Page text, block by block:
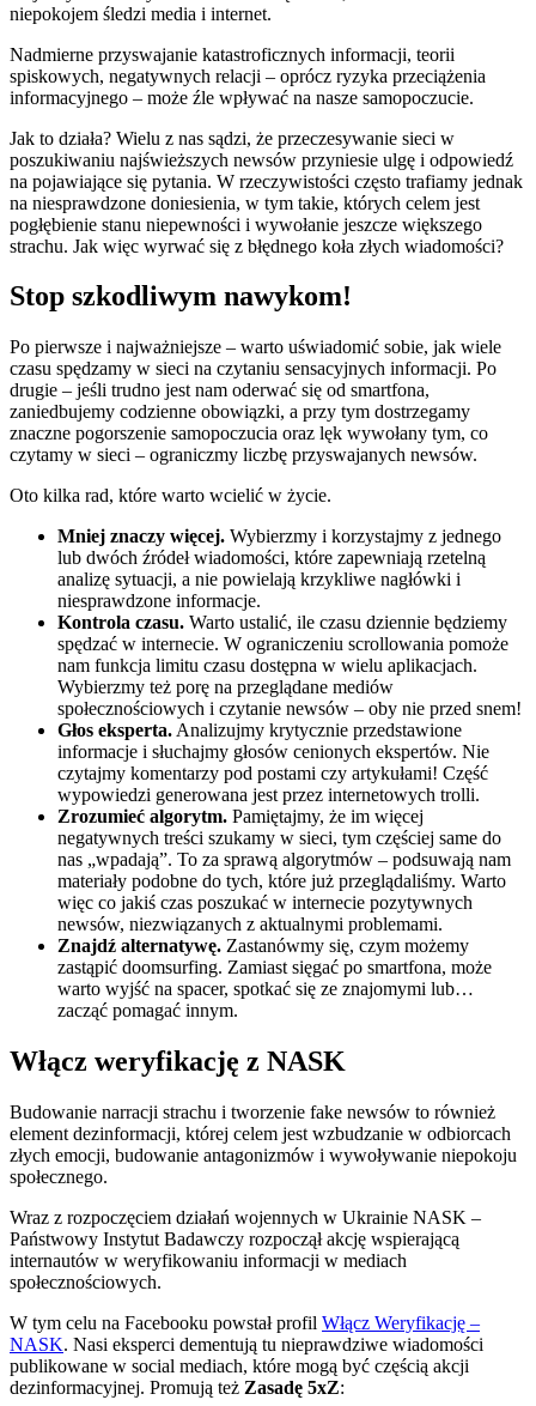
niepokojem śledzi media i internet.
Nadmierne przyswajanie katastroficznych informacji, teorii
spiskowych, negatywnych relacji – oprócz ryzyka przeciążenia
informacyjnego – może źle wpływać na nasze samopoczucie.
Jak to działa? Wielu z nas sądzi, że przeczesywanie sieci w
poszukiwaniu najświeższych newsów przyniesie ulgę i odpowiedź
na pojawiające się pytania. W rzeczywistości często trafiamy jednak
na niesprawdzone doniesienia, w tym takie, których celem jest
pogłębienie stanu niepewności i wywołanie jeszcze większego
strachu. Jak więc wyrwać się z błędnego koła złych wiadomości?
Stop szkodliwym nawykom!
Po pierwsze i najważniejsze – warto uświadomić sobie, jak wiele
czasu spędzamy w sieci na czytaniu sensacyjnych informacji. Po
drugie – jeśli trudno jest nam oderwać się od smartfona,
zaniedbujemy codzienne obowiązki, a przy tym dostrzegamy
znaczne pogorszenie samopoczucia oraz lęk wywołany tym, co
czytamy w sieci – ograniczmy liczbę przyswajanych newsów.
Oto kilka rad, które warto wcielić w życie.
Mniej znaczy więcej. Wybierzmy i korzystajmy z jednego
lub dwóch źródeł wiadomości, które zapewniają rzetelną
analizę sytuacji, a nie powielają krzykliwe nagłówki i
niesprawdzone informacje.
Kontrola czasu. Warto ustalić, ile czasu dziennie będziemy
spędzać w internecie. W ograniczeniu scrollowania pomoże
nam funkcja limitu czasu dostępna w wielu aplikacjach.
Wybierzmy też porę na przeglądane mediów
społecznościowych i czytanie newsów – oby nie przed snem!
Głos eksperta. Analizujmy krytycznie przedstawione
informacje i słuchajmy głosów cenionych ekspertów. Nie
czytajmy komentarzy pod postami czy artykułami! Część
wypowiedzi generowana jest przez internetowych trolli.
Zrozumieć algorytm. Pamiętajmy, że im więcej
negatywnych treści szukamy w sieci, tym częściej same do
nas „wpadają”. To za sprawą algorytmów – podsuwają nam
materiały podobne do tych, które już przeglądaliśmy. Warto
więc co jakiś czas poszukać w internecie pozytywnych
newsów, niezwiązanych z aktualnymi problemami.
Znajdź alternatywę. Zastanówmy się, czym możemy
zastąpić doomsurfing. Zamiast sięgać po smartfona, może
warto wyjść na spacer, spotkać się ze znajomymi lub…
zacząć pomagać innym.
Włącz weryfikację z NASK
Budowanie narracji strachu i tworzenie fake newsów to również
element dezinformacji, której celem jest wzbudzanie w odbiorcach
złych emocji, budowanie antagonizmów i wywoływanie niepokoju
społecznego.
Wraz z rozpoczęciem działań wojennych w Ukrainie NASK –
Państwowy Instytut Badawczy rozpoczął akcję wspierającą
internautów w weryfikowaniu informacji w mediach
społecznościowych.
W tym celu na Facebooku powstał profil Włącz Weryfikację –
NASK. Nasi eksperci dementują tu nieprawdziwe wiadomości
publikowane w social mediach, które mogą być częścią akcji
dezinformacyjnej. Promują też Zasadę 5xZ: